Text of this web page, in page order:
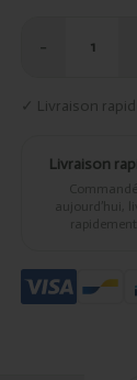
− 1
✓ Livraison
Livraison
Commandé
aujourd’hui,
rapidement